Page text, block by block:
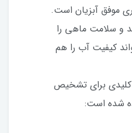
موفق آبزیان است.
و سلامت ماهی را
کیفیت آب را هم
کلیدی برای تشخیص
شده است: